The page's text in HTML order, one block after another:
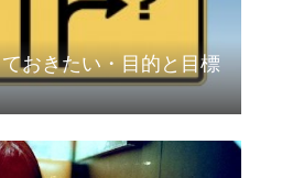
おきたい・目的と目標